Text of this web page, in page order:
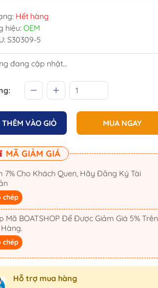
Mạn
Cano
Cano
Sạc Ắc Quy Tự Động
Biến Tần Inverter
Hết hàng
hiệu: OEM
S30309-5
đang cập nhật...
THÊM VÀO GIỎ MUA NGAY
MÃ GIẢM GIÁ
7% Cho Khách Quen, Hãy Đăng Ký Tài
chép
Mã BOATSHOP Để Được Giảm Giá 5% Trên
chép
Hỗ trợ mua hàng